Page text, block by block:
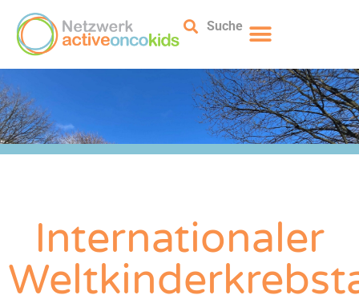
Suche
Internationaler